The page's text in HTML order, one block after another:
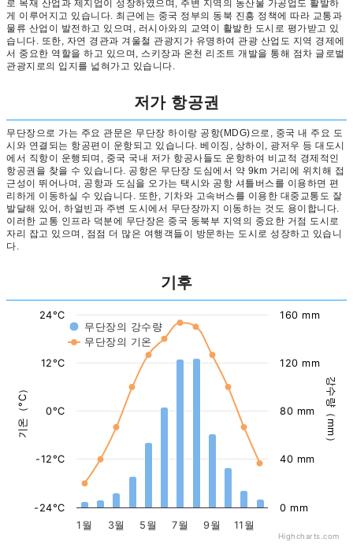
로 목재 산업과 제지업이 성장하였으며, 주변 지역의 농산물 가공업도 활발하
게 이루어지고 있습니다. 최근에는 중국 정부의 동북 진흥 정책에 따라 교통과
물류 산업이 발전하고 있으며, 러시아와의 교역이 활발한 도시로 평가받고 있
습니다. 또한, 자연 경관과 겨울철 관광지가 유명하여 관광 산업도 지역 경제에
서 중요한 역할을 하고 있으며, 스키장과 온천 리조트 개발을 통해 점차 글로벌
관광지로의 입지를 넓혀가고 있습니다.
저가 항공권
무단장으로 가는 주요 관문은 무단장 하이랑 공항(MDG)으로, 중국 내 주요 도
시와 연결되는 항공편이 운항되고 있습니다. 베이징, 상하이, 광저우 등 대도시
에서 직항이 운행되며, 중국 국내 저가 항공사들도 운항하여 비교적 경제적인
항공권을 찾을 수 있습니다. 공항은 무단장 도심에서 약 9km 거리에 위치해 접
근성이 뛰어나며, 공항과 도심을 오가는 택시와 공항 셔틀버스를 이용하면 편
리하게 이동하실 수 있습니다. 또한, 기차와 고속버스를 이용한 대중교통도 잘
발달해 있어, 하얼빈과 주변 도시에서 무단장까지 이동하는 것도 용이합니다.
이러한 교통 인프라 덕분에 무단장은 중국 동북부 지역의 중요한 거점 도시로
자리 잡고 있으며, 점점 더 많은 여행객들이 방문하는 도시로 성장하고 있습니
다.
기후
기온（°C） 강수량（mm）
무단장의 강수량
무단장의 기온
1월 3월 5월 7월 9월 11월
-24°C
-12°C
0°C
12°C
24°C
0 mm
40 mm
80 mm
120 mm
160 mm
Highcharts.com